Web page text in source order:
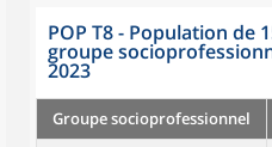
POP T8 - Population de
groupe
2023
Groupe socioprofessionnel